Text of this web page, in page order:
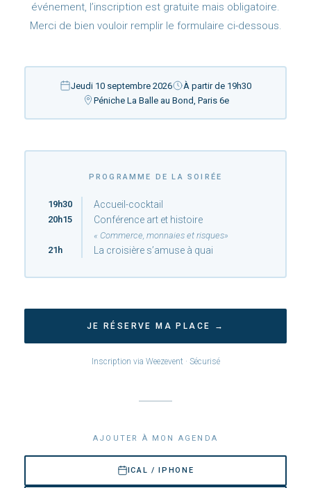
événement, l’inscription est gratuite mais obligatoire.
Merci de bien vouloir remplir le formulaire ci-dessous.
Jeudi 10 septembre 2026
À partir de 19h30
Péniche La Balle au Bond, Paris 6e
PROGRAMME DE LA SOIRÉE
19h30 Accueil-cocktail
20h15 Conférence art et histoire
« Commerce, monnaies et risques»
21h
La croisière s’amuse à quai
JE RÉSERVE MA PLACE →
Inscription via Weezevent · Sécurisé
AJOUTER À MON AGENDA
ICAL / IPHONE